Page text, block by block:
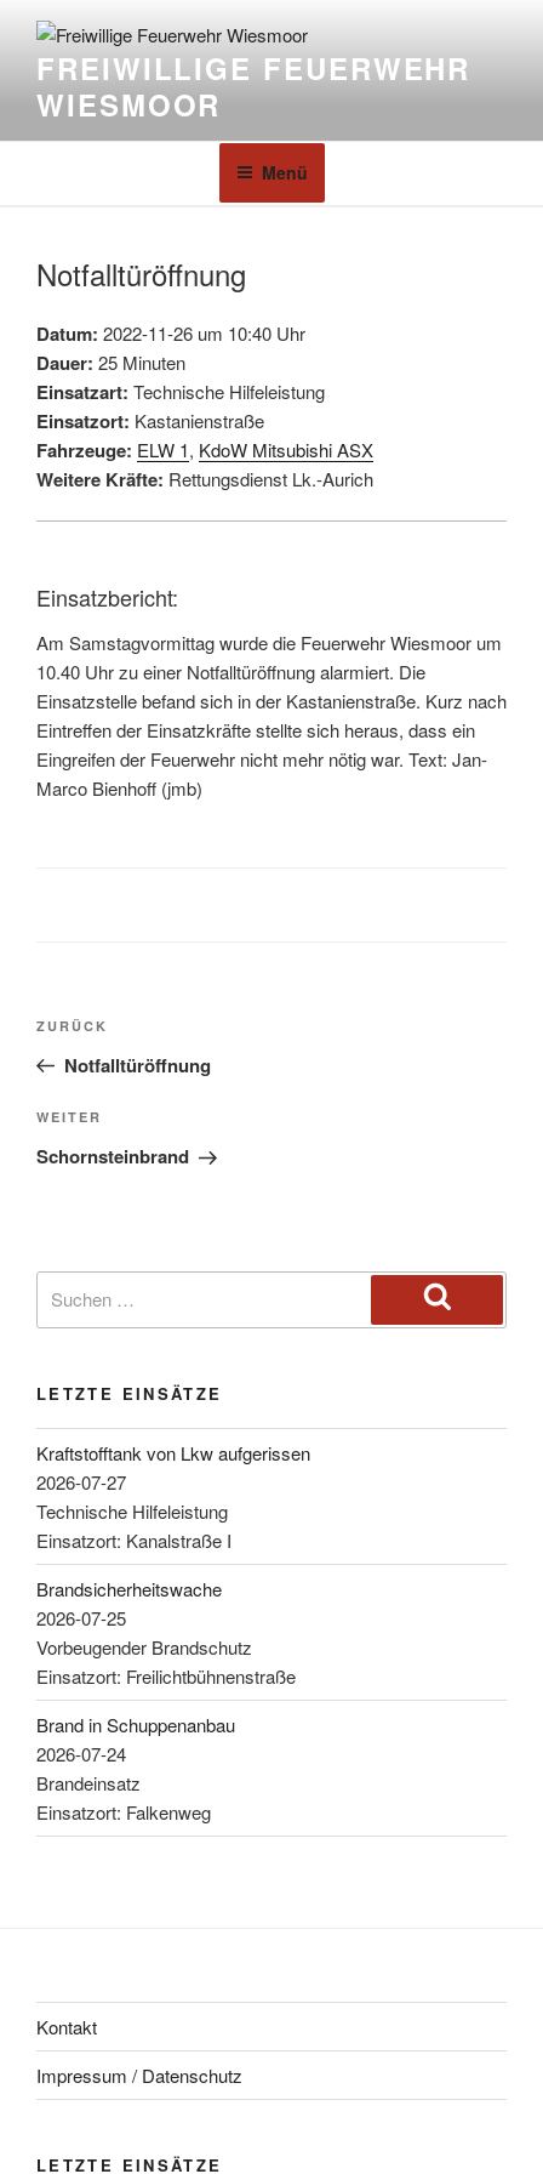
FREIWILLIGE FEUERWEHR
WIESMOOR
Menü
Notfalltüröffnung
Datum: 2022-11-26 um 10:40 Uhr
Dauer: 25 Minuten
Einsatzart: Technische Hilfeleistung
Einsatzort: Kastanienstraße
Fahrzeuge: ELW 1, KdoW Mitsubishi ASX
Weitere Kräfte: Rettungsdienst Lk.-Aurich
Einsatzbericht:
Am Samstagvormittag wurde die Feuerwehr Wiesmoor um
10.40 Uhr zu einer Notfalltüröffnung alarmiert. Die
Einsatzstelle befand sich in der Kastanienstraße. Kurz nach
Eintreffen der Einsatzkräfte stellte sich heraus, dass ein
Eingreifen der Feuerwehr nicht mehr nötig war. Text: Jan-
Marco Bienhoff (jmb)
ZURÜCK
Notfalltüröffnung
WEITER
Schornsteinbrand
LETZTE EINSÄTZE
Kraftstofftank von Lkw aufgerissen
2026-07-27
Technische Hilfeleistung
Einsatzort: Kanalstraße I
Brandsicherheitswache
2026-07-25
Vorbeugender Brandschutz
Einsatzort: Freilichtbühnenstraße
Brand in Schuppenanbau
2026-07-24
Brandeinsatz
Einsatzort: Falkenweg
Kontakt
Impressum / Datenschutz
LETZTE EINSÄTZE